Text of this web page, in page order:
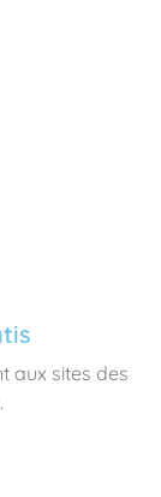
aux sites des